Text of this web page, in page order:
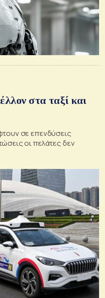
στα ταξί και
σε επενδύσεις
οι πελάτες δεν